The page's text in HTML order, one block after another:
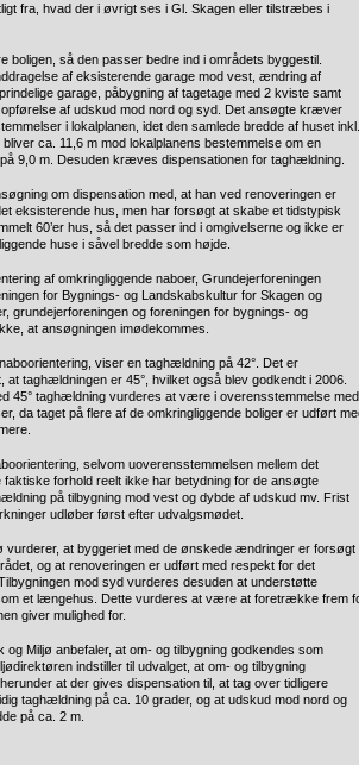
fra, hvad der i øvrigt ses i Gl. Skagen eller tilstræbes i
boligen, så den passer bedre ind i områdets byggestil.
af eksisterende garage mod vest, ændring af
garage, påbygning af tagetage med 2 kviste samt
af udskud mod nord og syd. Det ansøgte kræver
i lokalplanen, idet den samlede bredde af huset inkl.
ca. 11,6 m mod lokalplanens bestemmelse om en
9,0 m. Desuden kræves dispensationen for taghældning.
om dispensation med, at han ved renoveringen er
eksisterende hus, men har forsøgt at skabe et tidstypisk
60’er hus, så det passer ind i omgivelserne og ikke er
huse i såvel bredde som højde.
af omkringliggende naboer, Grundejerforeningen
for Bygnings- og Landskabskultur for Skagen og
grundejerforeningen og foreningen for bygnings- og
at ansøgningen imødekommes.
viser en taghældning på 42°. Det er
at taghældningen er 45°, hvilket også blev godkendt i 2006.
45° taghældning vurderes at være i overensstemmelse med
da taget på flere af de omkringliggende boliger er udført
selvom uoverensstemmelsen mellem det
faktiske forhold reelt ikke har betydning for de ansøgte
på tilbygning mod vest og dybde af udskud mv. Frist
udløber først efter udvalgsmødet.
vurderer, at byggeriet med de ønskede ændringer er forsøgt
og at renoveringen er udført med respekt for det
mod syd vurderes desuden at understøtte
et længehus. Dette vurderes at være at foretrække frem
giver mulighed for.
og Miljø anbefaler, at om- og tilbygning godkendes som
indstiller til udvalget, at om- og tilbygning
at der gives dispensation til, at tag over tidligere
taghældning på ca. 10 grader, og at udskud mod nord og
på ca. 2 m.